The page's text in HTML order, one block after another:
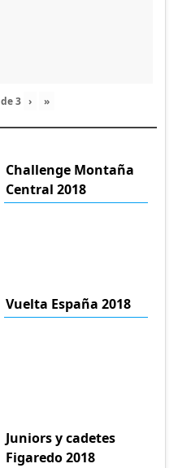
de3 › »
Challenge Montaña
Central 2018
Vuelta España 2018
Juniors y cadetes
Figaredo 2018